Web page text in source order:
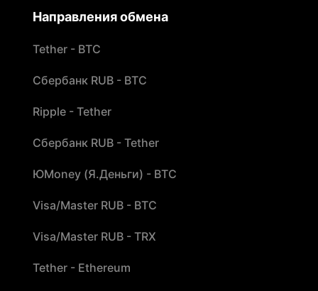
Направления обмена
Tether - BTC
Сбербанк RUB - BTC
Ripple - Tether
Сбербанк RUB - Tether
ЮMoney (Я.Деньги) - BTC
Visa/Master RUB - BTC
Visa/Master RUB - TRX
Tether - Ethereum